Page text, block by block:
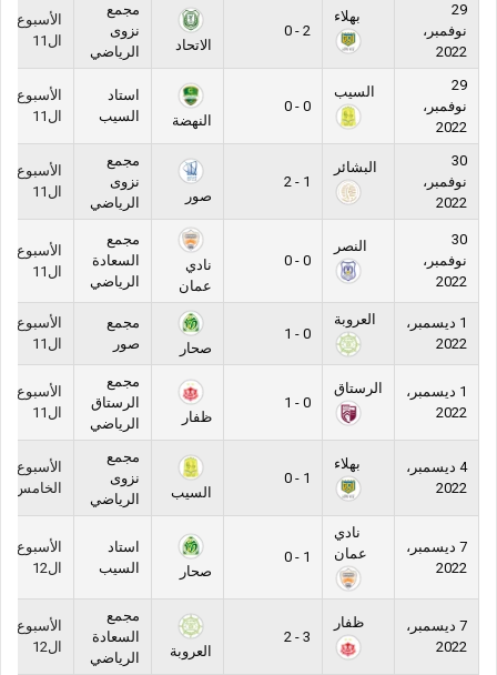
29
نوفمبر،
2022
بهلاء
2 - 0
الاتحاد
مجمع
نزوى
الرياضي
الأسبوع
ال11
29
نوفمبر،
2022
السيب
0 - 0
النهضة
استاد
السيب
الأسبوع
ال11
30
نوفمبر،
2022
البشائر
1 - 2
صور
مجمع
نزوى
الرياضي
الأسبوع
ال11
30
نوفمبر،
2022
النصر
0 - 0
نادي
عمان
مجمع
السعادة
الرياضي
الأسبوع
ال11
1 ديسمبر،
2022
العروبة
0 - 1
صحار
مجمع
صور
الأسبوع
ال11
1 ديسمبر،
2022
الرستاق
0 - 1
ظفار
مجمع
الرستاق
الرياضي
الأسبوع
ال11
4 ديسمبر،
2022
بهلاء
1 - 0
السيب
مجمع
نزوى
الرياضي
الأسبوع
الخامس
7 ديسمبر،
2022
نادي
عمان
1 - 0
صحار
استاد
السيب
الأسبوع
ال12
7 ديسمبر،
2022
ظفار
3 - 2
العروبة
مجمع
السعادة
الرياضي
الأسبوع
ال12